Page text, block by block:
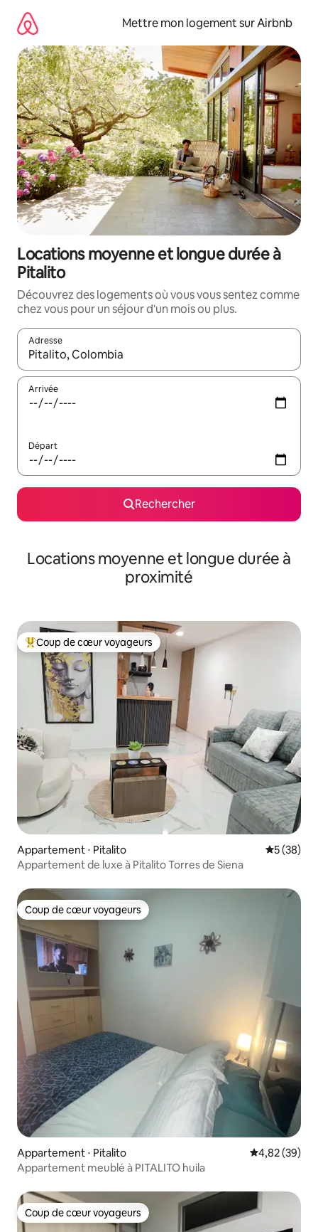
directement
contenu
Mettre mon logement sur Airbnb
Locations moyenne et longue durée à
Pitalito
Découvrez des logements où vous vous sentez comme
chez vous pour un séjour d'un mois ou plus.
Adresse
Lorsque les résultats s'affichent, utilisez les flèches vers le
Arrivée
Départ
Rechercher
Locations moyenne et longue durée à
proximité
Coups de cœur voyageurs les plus appréciés
Coup de cœur voyageurs
Appartement ⋅ Pitalito
5 (38)
Appartement de luxe à Pitalito Torres de Siena
Coup de cœur voyageurs
Coup de cœur voyageurs
Appartement ⋅ Pitalito Évaluation
4,82 (39)
Appartement meublé à PITALITO huila
Coup de cœur voyageurs
Coup de cœur voyageurs